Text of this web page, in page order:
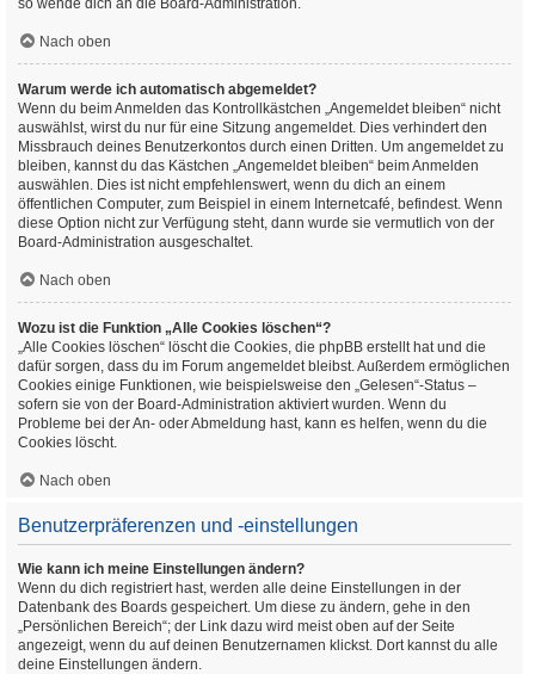
so wende dich an die Board-Administration.
Nach oben
Warum werde ich automatisch abgemeldet?
Wenn du beim Anmelden das Kontrollkästchen „Angemeldet bleiben“ nicht
auswählst, wirst du nur für eine Sitzung angemeldet. Dies verhindert den
Missbrauch deines Benutzerkontos durch einen Dritten. Um angemeldet zu
bleiben, kannst du das Kästchen „Angemeldet bleiben“ beim Anmelden
auswählen. Dies ist nicht empfehlenswert, wenn du dich an einem
öffentlichen Computer, zum Beispiel in einem Internetcafé, befindest. Wenn
diese Option nicht zur Verfügung steht, dann wurde sie vermutlich von der
Board-Administration ausgeschaltet.
Nach oben
Wozu ist die Funktion „Alle Cookies löschen“?
„Alle Cookies löschen“ löscht die Cookies, die phpBB erstellt hat und die
dafür sorgen, dass du im Forum angemeldet bleibst. Außerdem ermöglichen
Cookies einige Funktionen, wie beispielsweise den „Gelesen“-Status –
sofern sie von der Board-Administration aktiviert wurden. Wenn du
Probleme bei der An- oder Abmeldung hast, kann es helfen, wenn du die
Cookies löscht.
Nach oben
Benutzerpräferenzen und -einstellungen
Wie kann ich meine Einstellungen ändern?
Wenn du dich registriert hast, werden alle deine Einstellungen in der
Datenbank des Boards gespeichert. Um diese zu ändern, gehe in den
„Persönlichen Bereich“; der Link dazu wird meist oben auf der Seite
angezeigt, wenn du auf deinen Benutzernamen klickst. Dort kannst du alle
deine Einstellungen ändern.